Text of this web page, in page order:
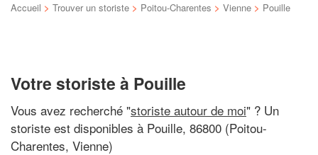
Accueil > Trouver un storiste > Poitou-Charentes > Vienne > Pouille
Votre storiste à Pouille
Vous avez recherché "storiste autour de moi" ? Un
storiste est disponibles à Pouille, 86800 (Poitou-
Charentes, Vienne)